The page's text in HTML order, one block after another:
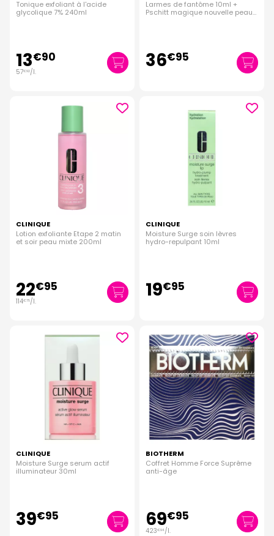
Tonique exfoliant à l'acide
glycolique 7% 240ml
13€90
57€92/l.
Larmes de fantôme 10ml +
Pschitt magique nouvelle peau
36€95
CLINIQUE
Lotion exfoliante Etape 2 matin
et soir peau mixte 200ml
22€95
114€75/l.
CLINIQUE
Moisture Surge soin lèvres
hydro-repulpant 10ml
19€95
CLINIQUE
Moisture Surge serum actif
illuminateur 30ml
39€95
BIOTHERM
Coffret Homme Force Suprême
anti-âge
69€95
423€94 /l.